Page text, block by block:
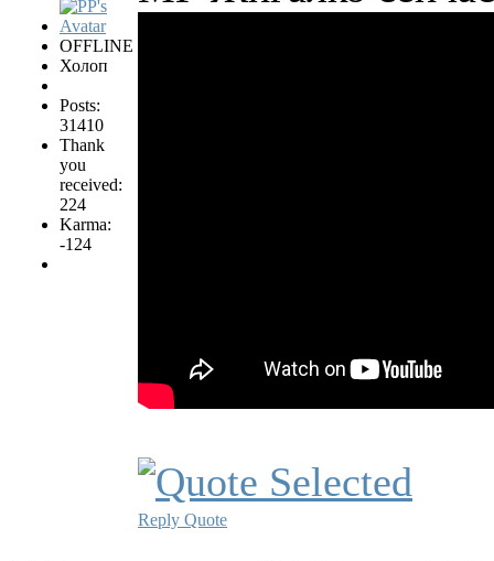
OFFLINE
Холоп
Posts:
31410
Thank
you
received:
224
Karma:
-124
Reply Quote